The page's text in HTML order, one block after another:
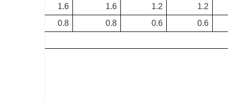
1.2
1.2
1.6
1.6
0.6
0.6
0.8
0.8